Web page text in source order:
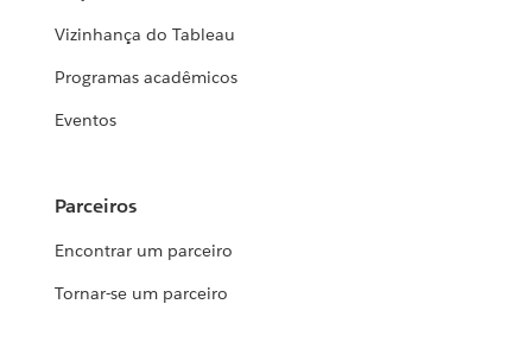
Vizinhança do Tableau
Programas acadêmicos
Eventos
Parceiros
Encontrar um parceiro
Tornar-se um parceiro